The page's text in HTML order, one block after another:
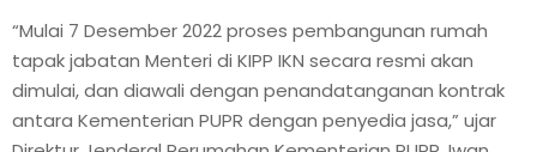
“Mulai 7 Desember 2022 proses pembangunan rumah
tapak jabatan Menteri di KIPP IKN secara resmi akan
dimulai, dan diawali dengan penandatanganan kontrak
antara Kementerian PUPR dengan penyedia jasa,” ujar